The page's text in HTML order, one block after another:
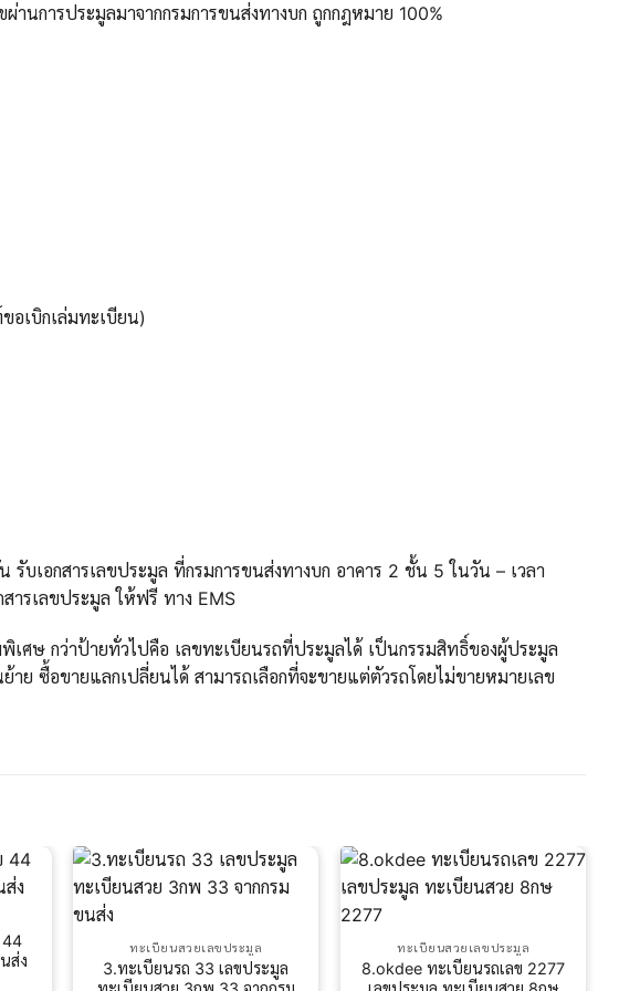
านการประมูลมาจากกรมการขนส่งทางบก ถูกกฎหมาย 100%
อเบิกเล่มทะเบียน)
รับเอกสารเลขประมูล ที่กรมการขนส่งทางบก อาคาร 2 ชั้น 5 ในวัน – เวลา
ารเลขประมูล ให้ฟรี ทาง EMS
ศษ กว่าป้ายทั่วไปคือ เลขทะเบียนรถที่ประมูลได้ เป็นกรรมสิทธิ์ของผู้ประมูล
ซื้อขายแลกเปลี่ยนได้ สามารถเลือกที่จะขายแต่ตัวรถโดยไม่ขายหมายเลข
44
ส่ง
ทะเบียนสวยเลขประมูล
3.ทะเบียนรถ 33 เลขประมูล
ทะเบียนสวยเลขประมูล
8.okdee ทะเบียนรถเลข 2277